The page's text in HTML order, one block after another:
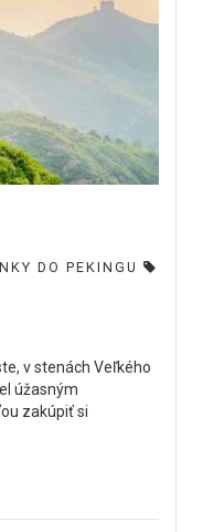
DO PEKINGU
v stenách Veľkého
úžasným
zakúpiť si